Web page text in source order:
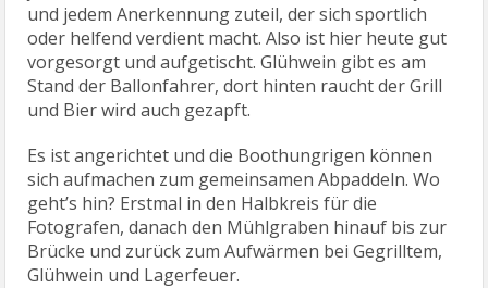
und jedem Anerkennung zuteil, der sich sportlich
oder helfend verdient macht. Also ist hier heute gut
vorgesorgt und aufgetischt. Glühwein gibt es am
Stand der Ballonfahrer, dort hinten raucht der Grill
und Bier wird auch gezapft.
Es ist angerichtet und die Boothungrigen können
sich aufmachen zum gemeinsamen Abpaddeln. Wo
geht’s hin? Erstmal in den Halbkreis für die
Fotografen, danach den Mühlgraben hinauf bis zur
Brücke und zurück zum Aufwärmen bei Gegrilltem,
Glühwein und Lagerfeuer.